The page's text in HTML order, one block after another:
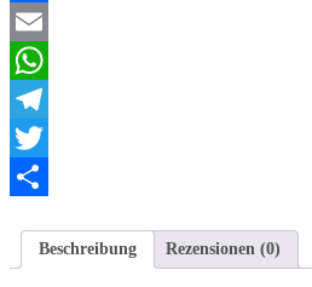
Facebook
Email
WhatsApp
Telegram
Twitter
Beschreibung
Rezensionen (0)